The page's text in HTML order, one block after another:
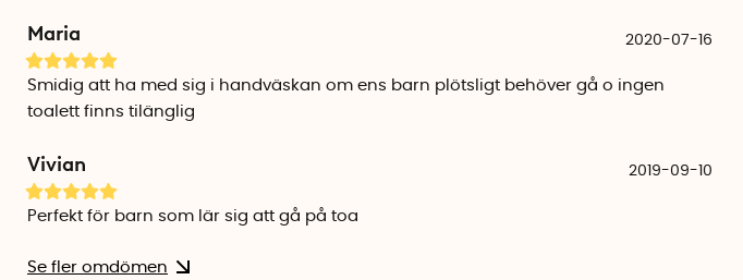
Maria 2020-07-16
Smidig att ha med sig i handväskan om ens barn plötsligt behöver gå o ingen
toalett finns tilänglig
Vivian 2019-09-10
Perfekt för barn som lär sig att gå på toa
Se fler omdömen